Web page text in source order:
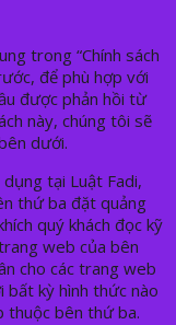
trong “Chính sách
để phù hợp với
được phản hồi từ
này, chúng tôi sẽ
dưới.
dụng tại Luật Fadi,
thứ ba đặt quảng
quý khách đọc kỹ
web của bên
cho các trang web
bất kỳ hình thức nào
thuộc bên thứ ba.